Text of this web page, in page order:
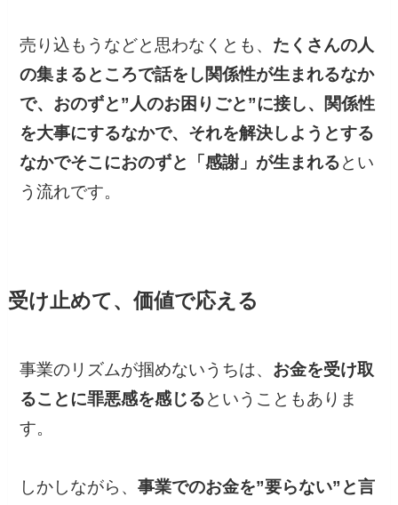
売り込もうなどと思わなくとも、 たくさんの人
の集まるところで話をし関係性が生まれるなか
で、おのずと”人のお困りごと”に接し、関係性
を大事にするなかで、それを解決しようとする
なかでそこにおのずと「感謝」が生まれるとい
う流れです。
受け止めて、価値で応える
事業のリズムが掴めないうちは、 お金を受け取
ることに罪悪感を感じるということもありま
す。
しかしながら、事業でのお金を”要らない”と言